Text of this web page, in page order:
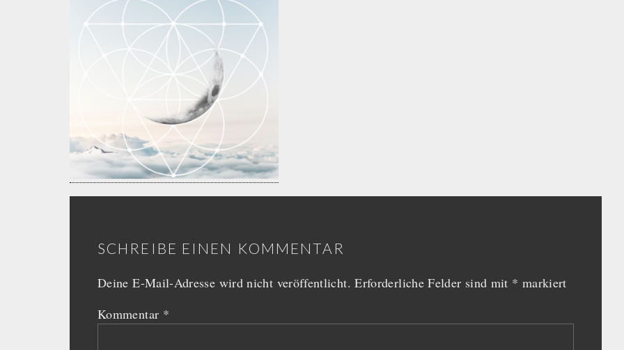
SCHREIBE EINEN KOMMENTAR
Deine E-Mail-Adresse wird nicht veröffentlicht. Erforderliche Felder sind mit * markiert
Kommentar *